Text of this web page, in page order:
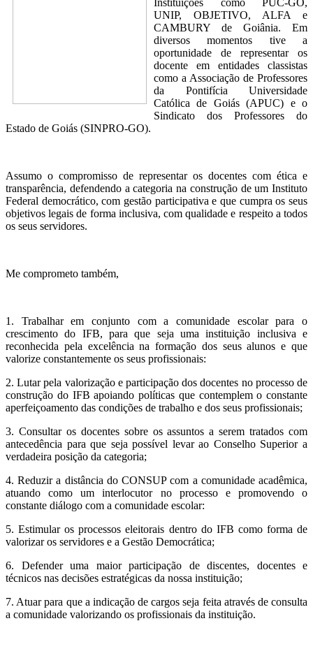
Instituições como PUC-GO,
UNIP, OBJETIVO, ALFA e
CAMBURY de Goiânia. Em
diversos momentos tive a
oportunidade de representar os
docente em entidades classistas
como a Associação de Professores
da Pontifícia Universidade
Católica de Goiás (APUC) e o
Sindicato dos Professores do
Estado de Goiás (SINPRO-GO).
Assumo o compromisso de representar os docentes com ética e
transparência, defendendo a categoria na construção de um Instituto
Federal democrático, com gestão participativa e que cumpra os seus
objetivos legais de forma inclusiva, com qualidade e respeito a todos
os seus servidores.
Me comprometo também,
1. Trabalhar em conjunto com a comunidade escolar para o
crescimento do IFB, para que seja uma instituição inclusiva e
reconhecida pela excelência na formação dos seus alunos e que
valorize constantemente os seus profissionais:
2. Lutar pela valorização e participação dos docentes no processo de
construção do IFB apoiando políticas que contemplem o constante
aperfeiçoamento das condições de trabalho e dos seus profissionais;
3. Consultar os docentes sobre os assuntos a serem tratados com
antecedência para que seja possível levar ao Conselho Superior a
verdadeira posição da categoria;
4. Reduzir a distância do CONSUP com a comunidade acadêmica,
atuando como um interlocutor no processo e promovendo o
constante diálogo com a comunidade escolar:
5. Estimular os processos eleitorais dentro do IFB como forma de
valorizar os servidores e a Gestão Democrática;
6. Defender uma maior participação de discentes, docentes e
técnicos nas decisões estratégicas da nossa instituição;
7. Atuar para que a indicação de cargos seja feita através de consulta
a comunidade valorizando os profissionais da instituição.